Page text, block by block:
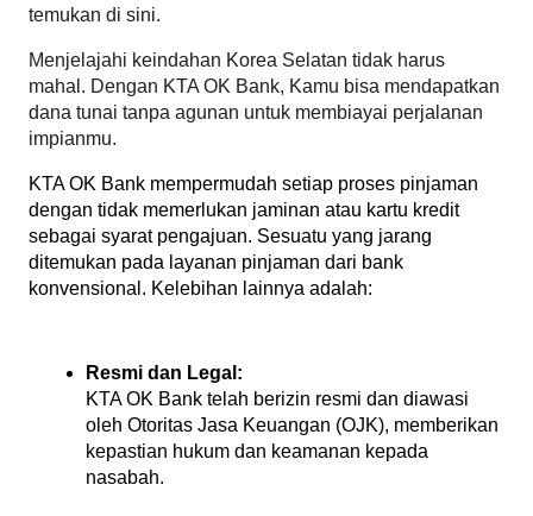
temukan di sini.
Menjelajahi keindahan Korea Selatan tidak harus
mahal. Dengan KTA OK Bank, Kamu bisa mendapatkan
dana tunai tanpa agunan untuk membiayai perjalanan
impianmu.
KTA OK Bank mempermudah setiap proses pinjaman
dengan tidak memerlukan jaminan atau kartu kredit
sebagai syarat pengajuan. Sesuatu yang jarang
ditemukan pada layanan pinjaman dari bank
konvensional. Kelebihan lainnya adalah:
Resmi dan Legal:
KTA OK Bank telah berizin resmi dan diawasi
oleh Otoritas Jasa Keuangan (OJK), memberikan
kepastian hukum dan keamanan kepada
nasabah.